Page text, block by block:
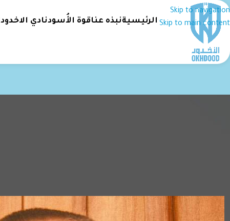
Skip to navigation
Skip to main content الرئيسيةنبذه عناقوة الأُسودنادي الاخدود